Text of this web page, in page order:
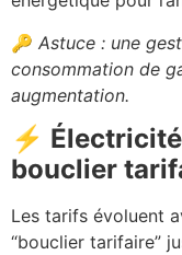
🔑 Astuce : une
consommation de
augmentation.
⚡
bouclier
Les tarifs évoluent
“bouclier tarifaire”